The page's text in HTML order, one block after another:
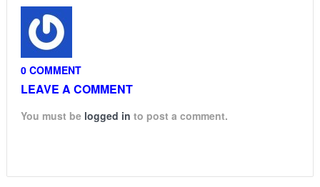
0 COMMENT
LEAVE A COMMENT
You must be logged in to post a comment.